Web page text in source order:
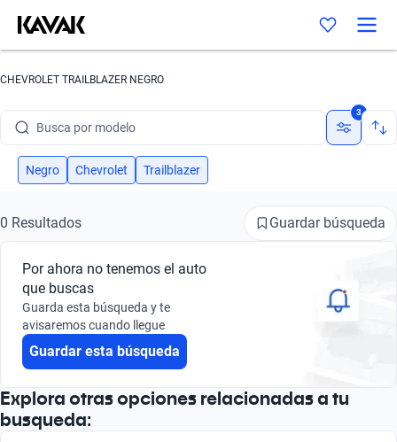
CHEVROLET TRAILBLAZER NEGRO
Busca por modelo
Busca por versión
Busca por marca
Busca por modelo
Busca por versión
3
Negro Chevrolet Trailblazer
0 Resultados Guardar búsqueda
Por ahora no tenemos el auto
que buscas
Guarda esta búsqueda y te
avisaremos cuando llegue
Guardar esta búsqueda
Explora otras opciones relacionadas a tu
busqueda: